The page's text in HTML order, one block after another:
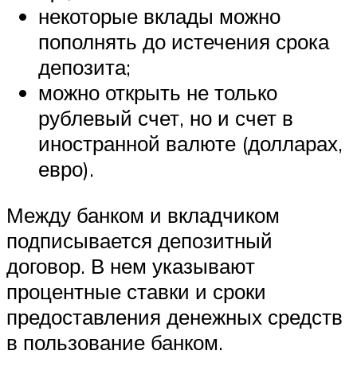
некоторые вклады можно
пополнять до истечения срока
депозита;
можно открыть не только
рублевый счет, но и счет в
иностранной валюте (долларах,
евро).
Между банком и вкладчиком
подписывается депозитный
договор. В нем указывают
процентные ставки и сроки
предоставления денежных средств
в пользование банком.